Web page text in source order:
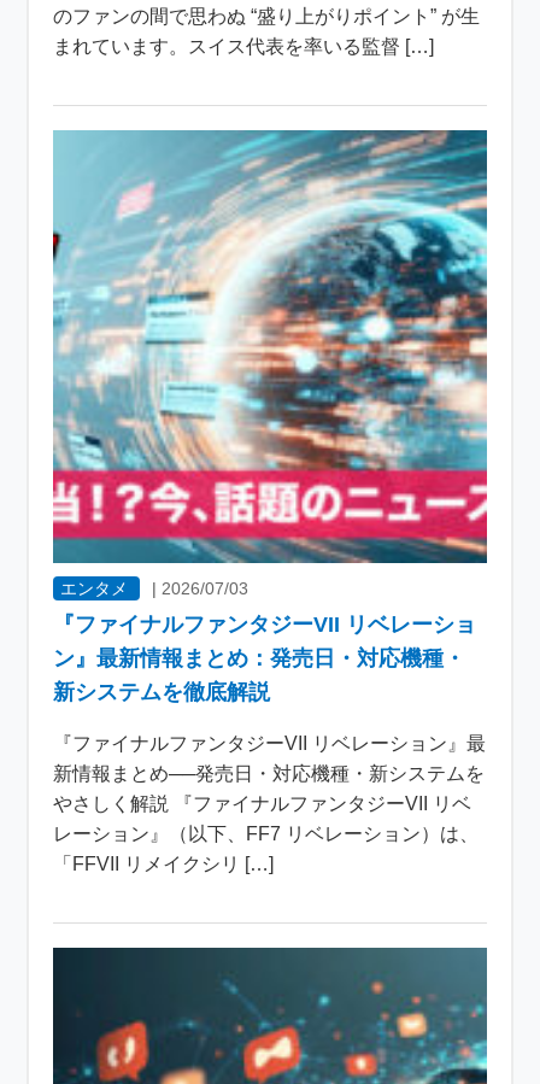
のファンの間で思わぬ “盛り上がりポイント” が生
まれています。スイス代表を率いる監督 […]
エンタメ | 2026/07/03
『ファイナルファンタジーVII リベレーショ
ン』最新情報まとめ：発売日・対応機種・
新システムを徹底解説
『ファイナルファンタジーVII リベレーション』最
新情報まとめ──発売日・対応機種・新システムを
やさしく解説 『ファイナルファンタジーVII リベ
レーション』（以下、FF7 リベレーション）は、
「FFVII リメイクシリ […]